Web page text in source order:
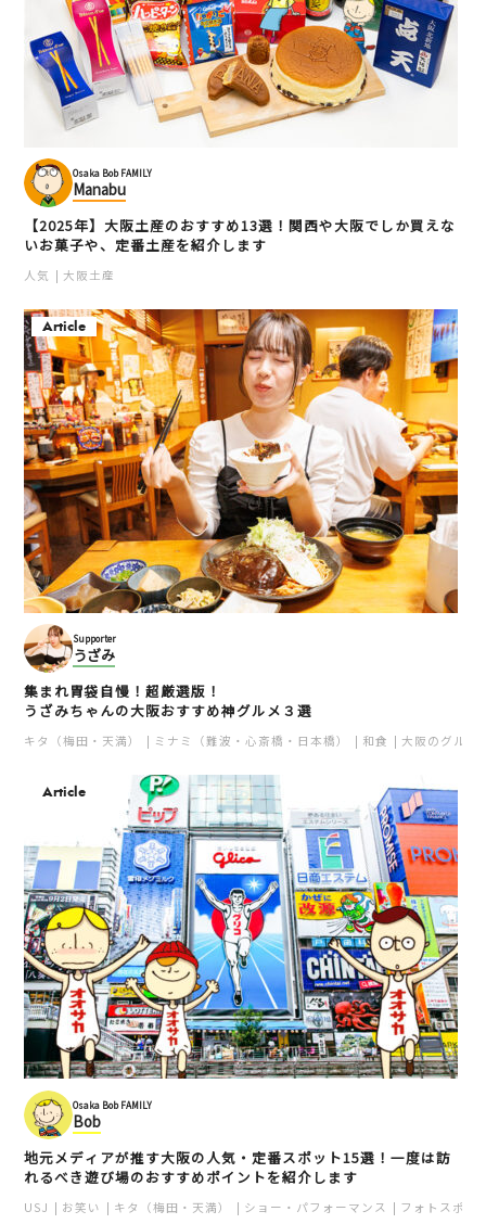
Osaka Bob FAMILY
Manabu
【2025年】大阪土産のおすすめ13選！関西や大阪でしか買えな
いお菓子や、定番土産を紹介します
人気 大阪土産
Article
Supporter
うざみ
集まれ胃袋自慢！超厳選版！
うざみちゃんの大阪おすすめ神グルメ３選
キタ（梅田・天満） ミナミ（難波・心斎橋・日本橋） 和食 大阪のグルメ
Article
Osaka Bob FAMILY
Bob
地元メディアが推す大阪の人気・定番スポット15選！一度は訪
れるべき遊び場のおすすめポイントを紹介します
USJ お笑い キタ（梅田・天満） ショー・パフォーマンス フォトスポッ